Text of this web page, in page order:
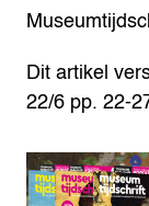
Dit artikel
22/6 pp. 22-